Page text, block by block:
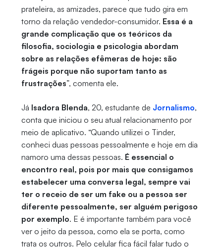
prateleira, as amizades, parece que tudo gira em
torno da relação vendedor-consumidor. Essa é a
grande complicação que os teóricos da
filosofia, sociologia e psicologia abordam
sobre as relações efêmeras de hoje: são
frágeis porque não suportam tanto as
frustrações”, comenta ele.
Já Isadora Blenda, 20, estudante de Jornalismo,
conta que iniciou o seu atual relacionamento por
meio de aplicativo. “Quando utilizei o Tinder,
conheci duas pessoas pessoalmente e hoje em dia
namoro uma dessas pessoas. É essencial o
encontro real, pois por mais que consigamos
estabelecer uma conversa legal, sempre vai
ter o receio de ser um fake ou a pessoa ser
diferente pessoalmente, ser alguém perigoso
por exemplo. E é importante também para você
ver o jeito da pessoa, como ela se porta, como
trata os outros. Pelo celular fica fácil falar tudo o